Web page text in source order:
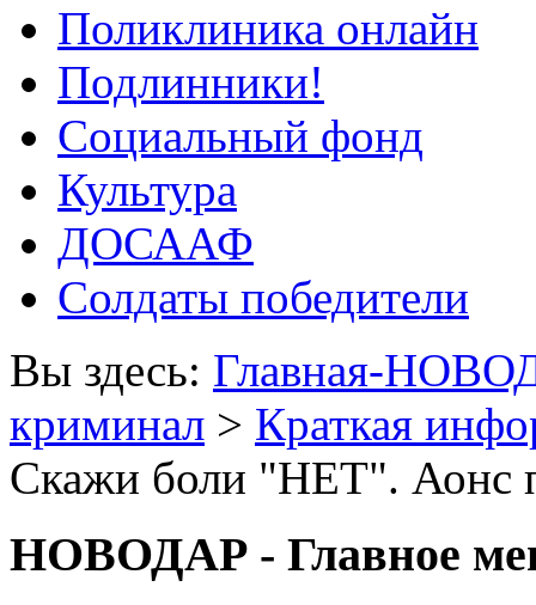
Поликлиника онлайн
Подлинники!
Социальный фонд
Культура
ДОСААФ
Солдаты победители
Вы здесь: Главная-
криминал > Краткая
Скажи боли "НЕТ". Аонс
НОВОДАР - Главное